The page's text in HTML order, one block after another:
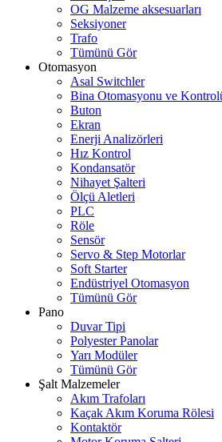
OG Malzeme aksesuarları
Seksiyoner
Trafo
Tümünü Gör
Otomasyon
Asal Switchler
Bina Otomasyonu ve
Buton
Ekran
Enerji Analizörleri
Hız Kontrol
Kondansatör
Nihayet Şalteri
Ölçü Aletleri
PLC
Röle
Sensör
Servo & Step Motorlar
Soft Starter
Endüstriyel Otomasyon
Tümünü Gör
Pano
Duvar Tipi
Polyester Panolar
Yarı Modüler
Tümünü Gör
Şalt Malzemeler
Akım Trafoları
Kaçak Akım Koruma Rölesi
Kontaktör